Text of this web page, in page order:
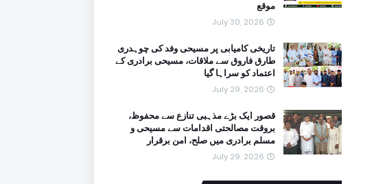
موقع
July 30, 2026
تاریخی کامیابی پر مسیحی وفد کی چوہدری
طارق فاروق سے ملاقات، مسیحی برادری کے
اعتماد کو سراہا گیا
July 29, 2026
قصور ایک بڑے مذہبی تنازع سے محفوظ،
بروقت مصالحتی اقدامات سے مسیحی و
مسلم برادری میں صلح، امن برقرار
July 29, 2026